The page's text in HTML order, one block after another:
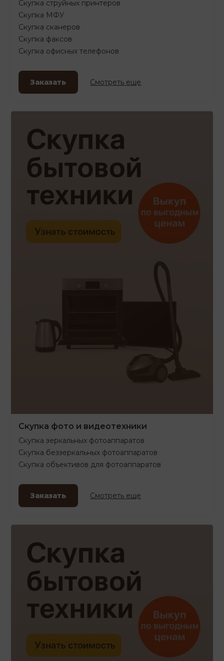
Скупка струйных принтеров
Скупка МФУ
Скупка сканеров
Скупка факсов
Скупка офисных телефонов
Заказать Смотреть еще
Скупка фото и видеотехники
Скупка зеркальных фотоаппаратов
Скупка беззеркальных фотоаппаратов
Скупка объективов для фотоаппаратов
Заказать Смотреть еще